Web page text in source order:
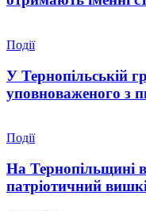
Події
У Тернопільській
уповноваженого з
Події
На Тернопільщині
патріотичний